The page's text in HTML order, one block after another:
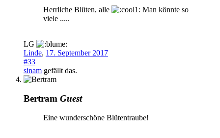
Herrliche Blüten, alle
Man könnte so
viele .....
LG
Linde, 17. September 2017
#33
sinam gefällt das.
Bertram Guest
Eine wunderschöne Blütentraube!